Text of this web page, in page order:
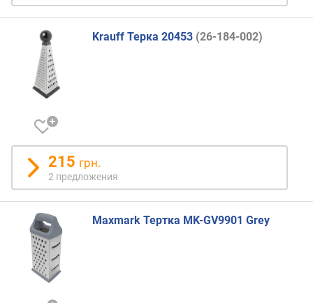
Krauff Терка 20453 (26-184-002)
215 грн.
2 предложения
Maxmark Тертка MK-GV9901 Grey